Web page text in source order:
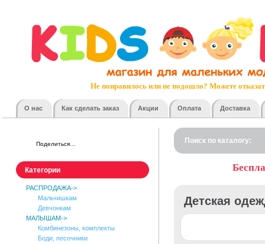
Удобные и разнообразные способы
Накопительные скидки и регулярные
Мы любим наших клиентов и делаем им
Наш онлайн-консультант любит отвечать на
Не понравилось или не подошло? Можете
Вежливые и ответственные
О нас Как сделать заказ Акции Оплата Доставка
Поделиться…
Категории
РАСПРОДАЖА->
Мальчишкам
Девчонкам
МАЛЫШАМ->
Комбинезоны, комплекты
Боди, песочники
Поиск по каталогу:
Детская